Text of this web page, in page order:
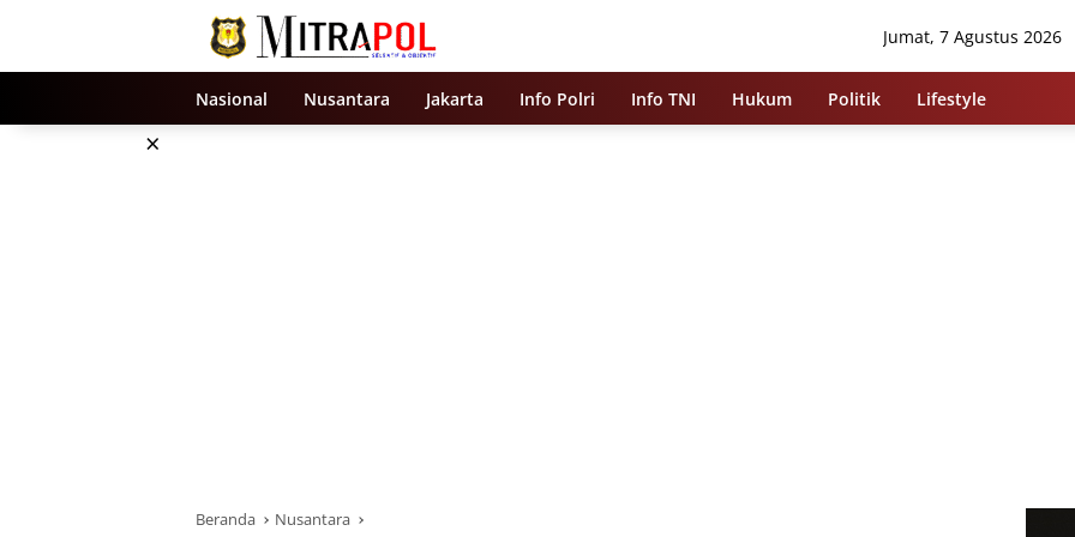
Jumat, 7 Agustus 2026
Nasional Nusantara Jakarta Info Polri Info TNI Hukum Politik Lifestyle
×
Beranda Nusantara